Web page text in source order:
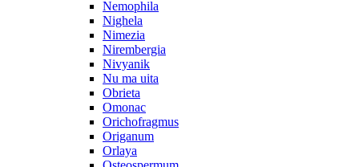
Nemophila
Nighela
Nimezia
Nirembergia
Nivyanik
Nu ma uita
Obrieta
Omonac
Orichofragmus
Origanum
Orlaya